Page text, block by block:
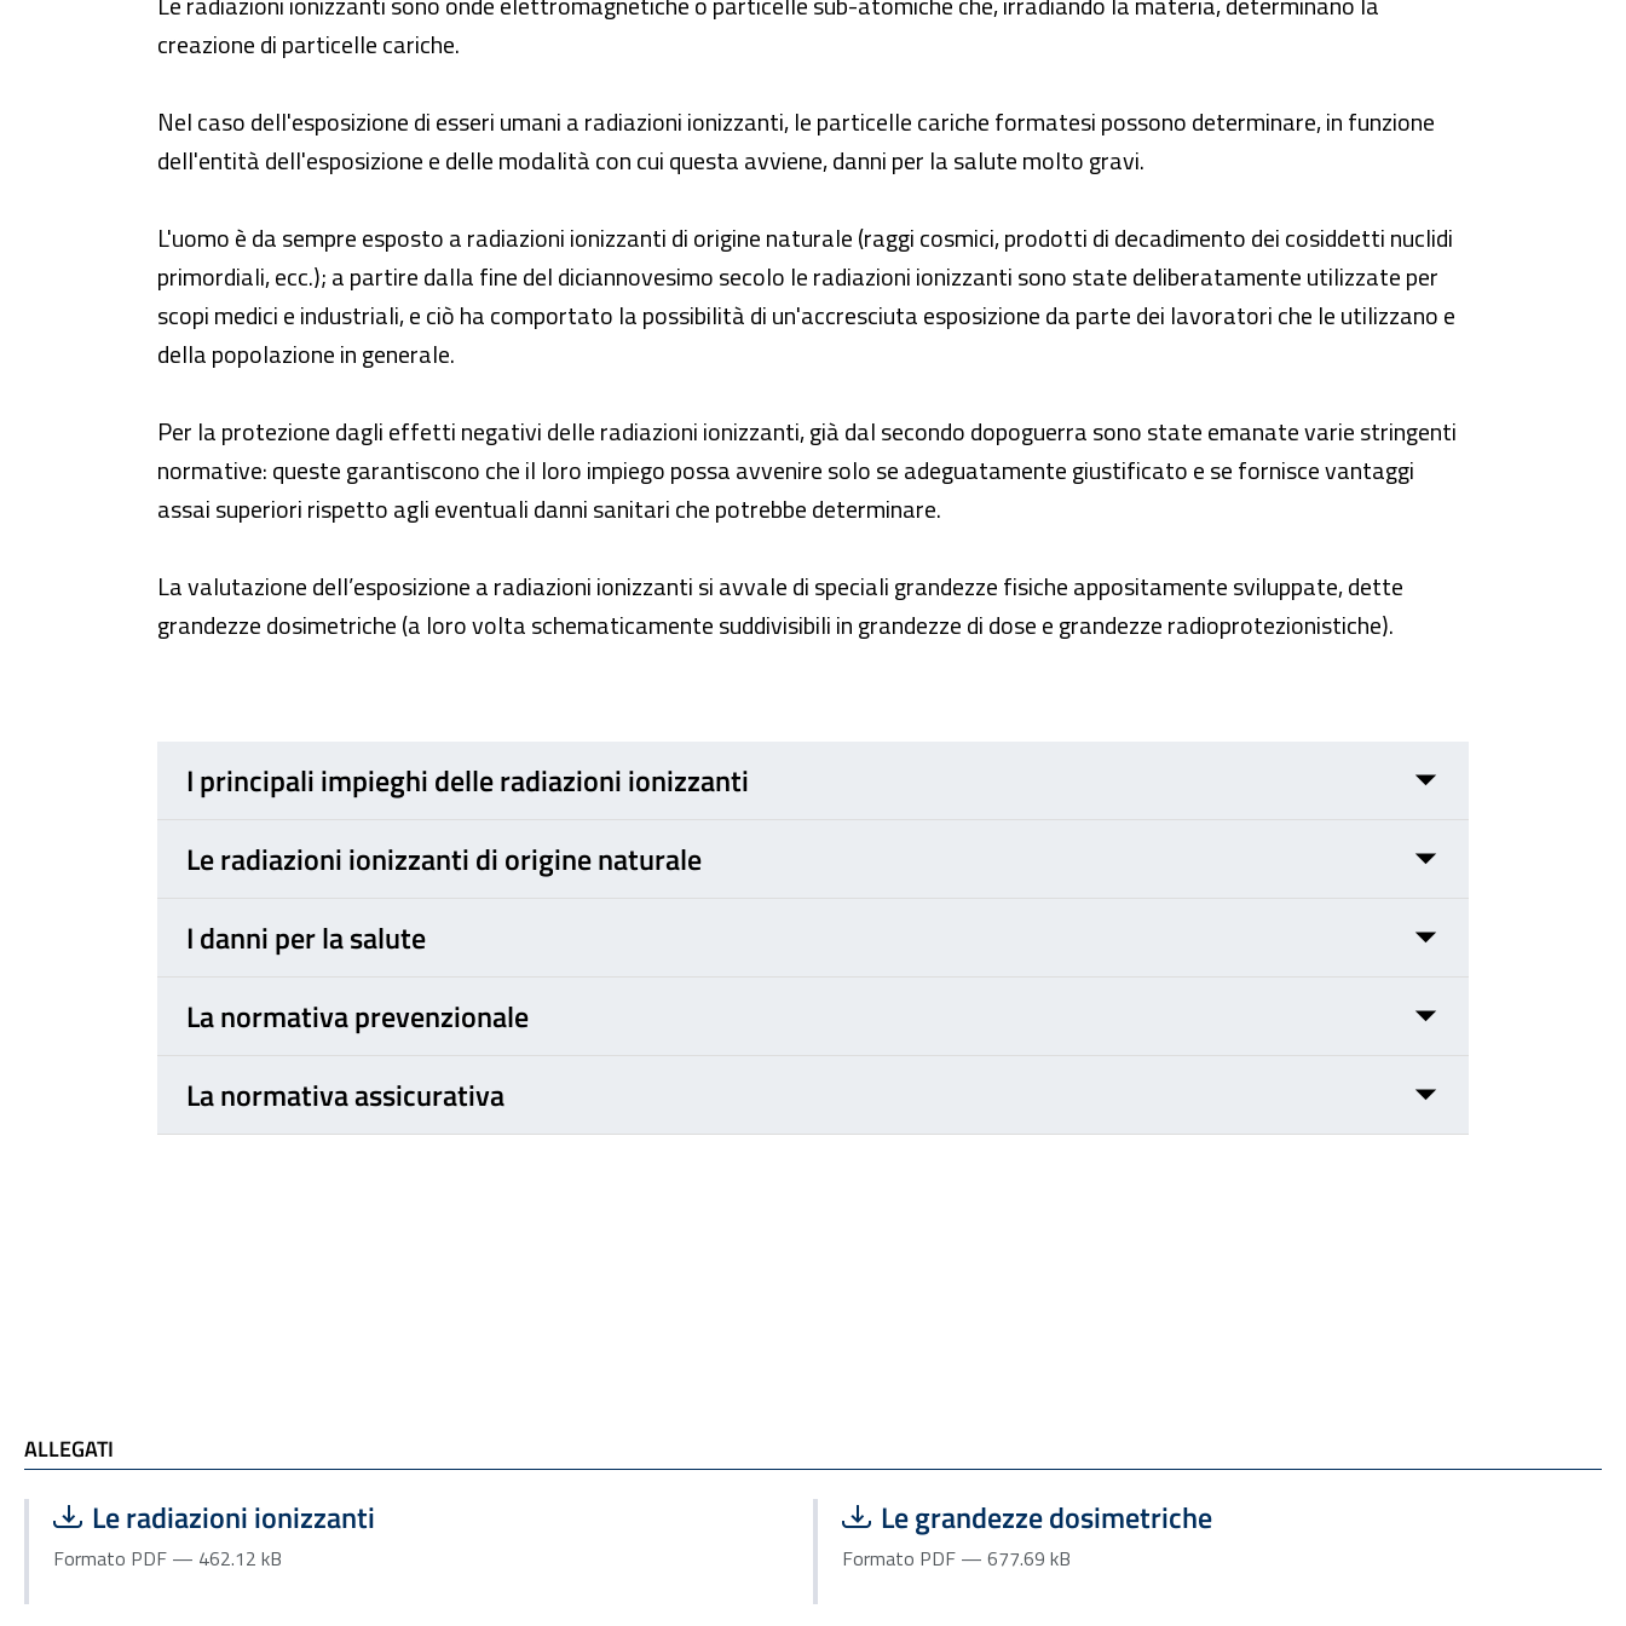
creazione di particelle cariche.
Nel caso dell'esposizione di esseri umani a radiazioni ionizzanti, le particelle cariche formatesi possono determinare, in funzione
dell'entità dell'esposizione e delle modalità con cui questa avviene, danni per la salute molto gravi.
L'uomo è da sempre esposto a radiazioni ionizzanti di origine naturale (raggi cosmici, prodotti di decadimento dei cosiddetti nuclidi
primordiali, ecc.); a partire dalla fine del diciannovesimo secolo le radiazioni ionizzanti sono state deliberatamente utilizzate per
scopi medici e industriali, e ciò ha comportato la possibilità di un'accresciuta esposizione da parte dei lavoratori che le utilizzano e
della popolazione in generale.
Per la protezione dagli effetti negativi delle radiazioni ionizzanti, già dal secondo dopoguerra sono state emanate varie stringenti
normative: queste garantiscono che il loro impiego possa avvenire solo se adeguatamente giustificato e se fornisce vantaggi
assai superiori rispetto agli eventuali danni sanitari che potrebbe determinare.
La valutazione dell’esposizione a radiazioni ionizzanti si avvale di speciali grandezze fisiche appositamente sviluppate, dette
grandezze dosimetriche (a loro volta schematicamente suddivisibili in grandezze di dose e grandezze radioprotezionistiche).
I principali impieghi delle radiazioni ionizzanti
Le radiazioni ionizzanti di origine naturale
I danni per la salute
La normativa prevenzionale
La normativa assicurativa
ALLEGATI
ALLEGATI
Scarica file:
Le radiazioni ionizzanti
Formato PDF — 462.12 kB
Scarica file:
Le grandezze dosimetriche
Formato PDF — 677.69 kB